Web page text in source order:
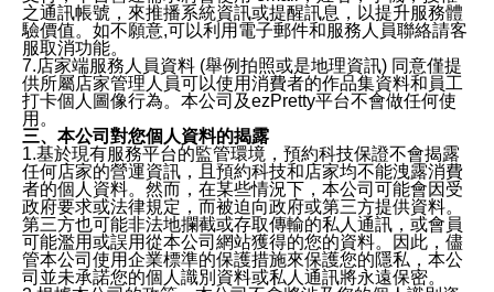
之通訊帳號，來推播系統資訊或提醒訊息，以提升服務體
驗價值。如不願意,可以利用電子郵件和服務人員聯絡請客
服取消功能。
7.店家端服務人員資料 (舉例拍照或是地理資訊) 同意僅提
供所屬店家管理人員可以使用消費者的作品集資料和員工
打卡個人圖像行為。本公司及ezPretty平台不會做任何使
用。
三、本公司對您個人資料的揭露
1.基於現有服務平台的監管環境，預約科技保證不會揭露
任何店家的營運資訊，且預約科技和店家均不能洩露消費
者的個人資料。然而，在某些情況下，本公司可能會因受
政府要求或法律規定，而被迫向政府或第三方提供資料。
第三方也可能非法地攔截或存取傳輸的私人通訊，或會員
可能濫用或誤用從本公司網站獲得的您的資料。因此，儘
管本公司使用企業標準的保護措施來保護您的隱私，本公
司並未承諾您的個人識別資料或私人通訊將永遠保密。